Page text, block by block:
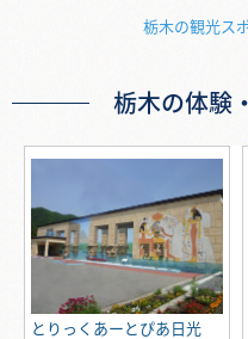
栃木の観光ス
栃木の体験
とりっくあーとぴあ日光